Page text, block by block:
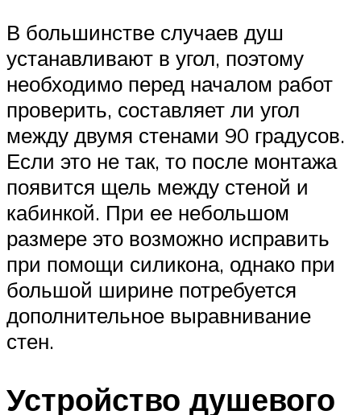
В большинстве случаев душ
устанавливают в угол, поэтому
необходимо перед началом работ
проверить, составляет ли угол
между двумя стенами 90 градусов.
Если это не так, то после монтажа
появится щель между стеной и
кабинкой. При ее небольшом
размере это возможно исправить
при помощи силикона, однако при
большой ширине потребуется
дополнительное выравнивание
стен.
Устройство душевого